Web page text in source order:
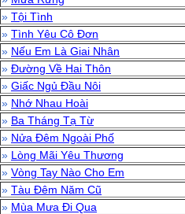
» Tội Tình
» Tình Yêu Cô Đơn
» Nếu Em Là Giai Nhân
» Đường Về Hai Thôn
» Giấc Ngủ Đầu Nôi
» Nhớ Nhau Hoài
» Ba Tháng Tạ Từ
» Nửa Đêm Ngoài Phố
» Lòng Mãi Yêu Thương
» Vòng Tay Nào Cho Em
» Tàu Đêm Năm Cũ
» Mùa Mưa Đi Qua